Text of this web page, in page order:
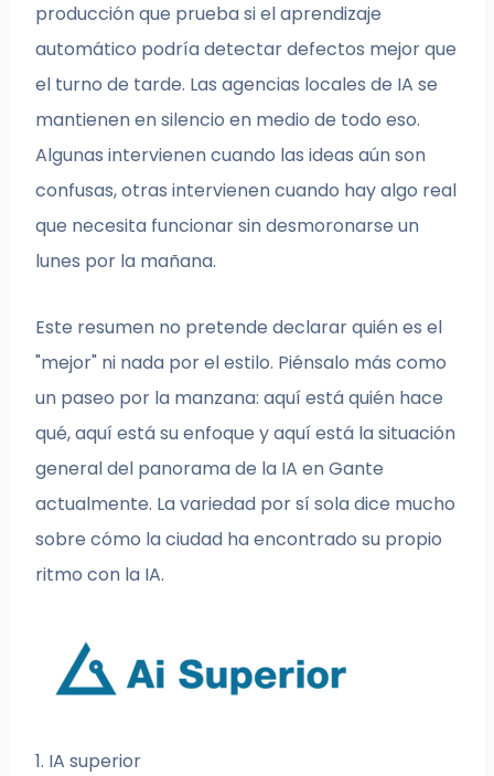
producción que prueba si el aprendizaje
automático podría detectar defectos mejor que
el turno de tarde. Las agencias locales de IA se
mantienen en silencio en medio de todo eso.
Algunas intervienen cuando las ideas aún son
confusas, otras intervienen cuando hay algo real
que necesita funcionar sin desmoronarse un
lunes por la mañana.
Este resumen no pretende declarar quién es el
"mejor" ni nada por el estilo. Piénsalo más como
un paseo por la manzana: aquí está quién hace
qué, aquí está su enfoque y aquí está la situación
general del panorama de la IA en Gante
actualmente. La variedad por sí sola dice mucho
sobre cómo la ciudad ha encontrado su propio
ritmo con la IA.
1. IA superior